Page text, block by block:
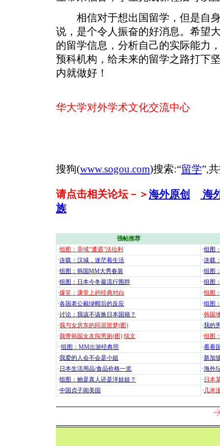
相信对于想出国留学，但是自身
说，是个令人振奋的好消息。希望
的留学信息，分析自己的实际能力
预科机构，给未来的留学之路打下
内就做好！
华大学对外学术文化交流中心
搜狗(www.sogou.com)搜索:“留学”,
请点击相关论坛－＞海外原创
海
族
强帖推荐
·组图：异域“遭遇”法拉利 ·组图
·连载：汉城，迷茫着生活 ·连载
·组图：韩国MM大秀春装 ·组图
·组图：日本今冬最流行围脖 ·组图
·爆笑：课堂上的经典对白 ·组图
·各国老公戴绿帽后的反应 ·组图
·讨论：我该不该换日本国籍？ ·韩国
·我与女房东的同居噩梦(图) ·我的
·我带韩国女友闯男厕(图) 续文 ·组图
· 组图：MM出游经典照 ·看看
·我爱的人会不会是小姐 ·新加
· 日本生活用品/食品价格一览 ·海外
·组图：她是真人还是洋娃娃？ · 日本
·中国贞子闹美国 · 几米